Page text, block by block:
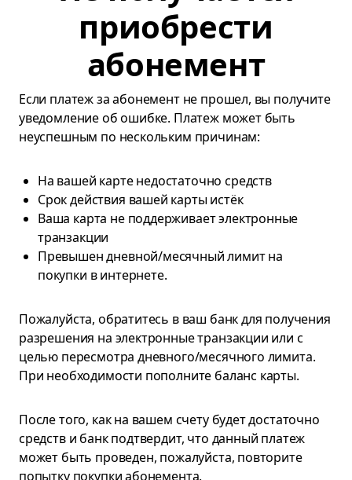
приобрести
абонемент
Если платеж за абонемент не прошел, вы получите
уведомление об ошибке. Платеж может быть
неуспешным по нескольким причинам:
На вашей карте недостаточно средств
Срок действия вашей карты истёк
Ваша карта не поддерживает электронные
транзакции
Превышен дневной/месячный лимит на
покупки в интернете.
Пожалуйста, обратитесь в ваш банк для получения
разрешения на электронные транзакции или с
целью пересмотра дневного/месячного лимита.
При необходимости пополните баланс карты.
После того, как на вашем счету будет достаточно
средств и банк подтвердит, что данный платеж
может быть проведен, пожалуйста, повторите
попытку покупки абонемента.